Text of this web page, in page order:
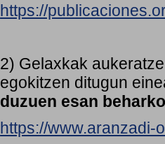
https://
2) Gelaxkak
egokitzen ditugun
duzuen esan
https://www.aranzadi-